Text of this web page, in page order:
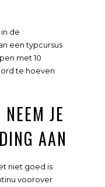
de
een typcursus
met 10
te hoeven
JE
AAN
niet goed is
voorover